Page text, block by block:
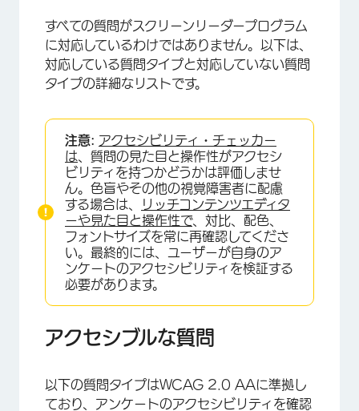
すべての質問がスクリーンリーダープログラム
に対応しているわけではありません。以下は、
対応している質問タイプと対応していない質問
タイプの詳細なリストです。
注意: アクセシビリティ・チェッカー
は 、質問の見た目と操作性がアクセシ
ビリティを持つかどうかは評価しませ
ん。色盲やその他の視覚障害者に配慮
する場合は、
リッチコンテンツエディタ
ーや見た目と操作性で、対比、配色、
フォントサイズを常に再確認してくださ
い。最終的には、ユーザーが自身のア
ンケートのアクセシビリティを検証する
必要があります。
アクセシブルな質問
以下の質問タイプはWCAG 2.0 AAに準拠し
ており、アンケートのアクセシビリティを確認